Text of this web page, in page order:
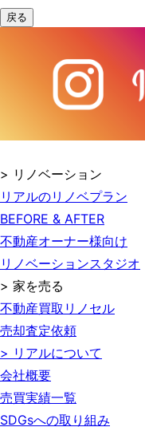
戻る
> リノベーション
リアルのリノベプラン
BEFORE & AFTER
不動産オーナー様向け
リノベーションスタジオ
> 家を売る
不動産買取リノセル
売却査定依頼
> リアルについて
会社概要
売買実績一覧
SDGsへの取り組み